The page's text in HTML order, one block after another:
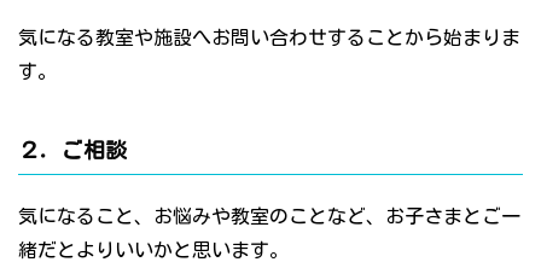
気になる教室や施設へお問い合わせすることから始まりま
す。
２．ご相談
気になること、お悩みや教室のことなど、お子さまとご一
緒だとよりいいかと思います。